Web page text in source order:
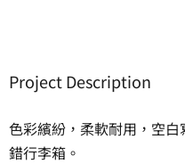
Project Description
色彩繽紛，柔軟耐用，空
錯行李箱。